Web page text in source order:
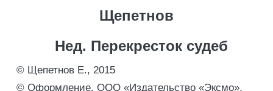
Щепетнов
Нед. Перекресток судеб
© Щепетнов Е., 2015
© Оформление. ООО «Издательство «Эксмо»,